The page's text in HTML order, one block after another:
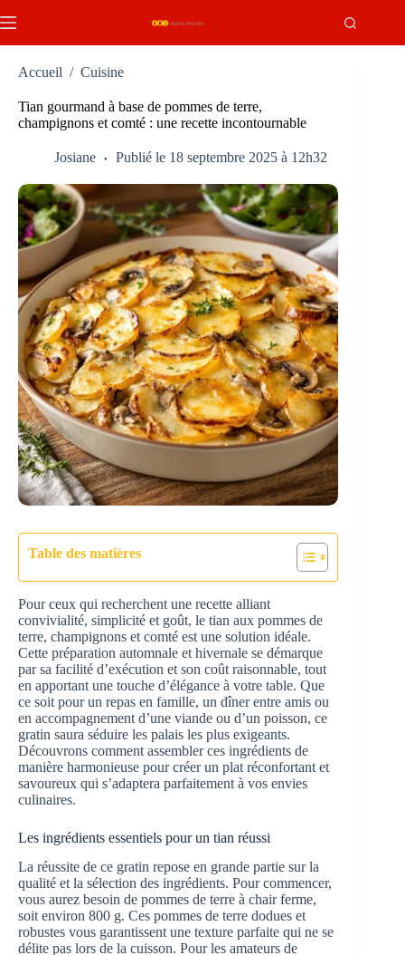
au
Accueil / Cuisine
Tian gourmand à base de pommes de terre,
champignons et comté : une recette incontournable
Josiane Publié le 18 septembre 2025 à 12h32
Table des matières
Pour ceux qui recherchent une recette alliant
convivialité, simplicité et goût, le tian aux pommes de
terre, champignons et comté est une solution idéale.
Cette préparation automnale et hivernale se démarque
par sa facilité d’exécution et son coût raisonnable, tout
en apportant une touche d’élégance à votre table. Que
ce soit pour un repas en famille, un dîner entre amis ou
en accompagnement d’une viande ou d’un poisson, ce
gratin saura séduire les palais les plus exigeants.
Découvrons comment assembler ces ingrédients de
manière harmonieuse pour créer un plat réconfortant et
savoureux qui s’adaptera parfaitement à vos envies
culinaires.
Les ingrédients essentiels pour un tian réussi
La réussite de ce gratin repose en grande partie sur la
qualité et la sélection des ingrédients. Pour commencer,
vous aurez besoin de pommes de terre à chair ferme,
soit environ 800 g. Ces pommes de terre dodues et
robustes vous garantissent une texture parfaite qui ne se
délite pas lors de la cuisson. Pour les amateurs de